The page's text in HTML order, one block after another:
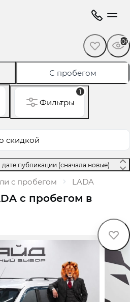
106
С пробегом
1
Фильтры
скидкой
с пробегом LADA
с пробегом в